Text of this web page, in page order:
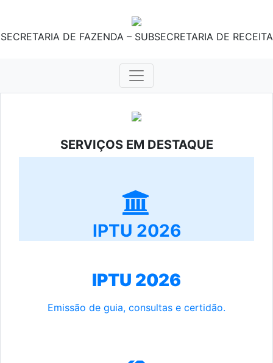
SECRETARIA DE FAZENDA – SUBSECRETARIA DE RECEITA
SERVIÇOS EM DESTAQUE
IPTU 2026
IPTU 2026
Emissão de guia, consultas e certidão.